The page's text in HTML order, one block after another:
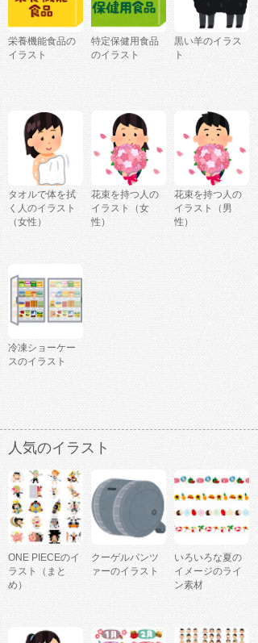
栄養機能食品の
イラスト
特定保健用食品
のイラスト
黒い羊のイラス
ト
タオルで体を拭
く人のイラスト
（女性）
花束を持つ人の
イラスト（女
性）
花束を持つ人の
イラスト（男
性）
冷凍ショーケー
スのイラスト
人気のイラスト
ONE PIECEのイ
ラスト（まと
め）
クーゲルパンツ
ァーのイラスト
いろいろな夏の
イメージのライ
ン素材